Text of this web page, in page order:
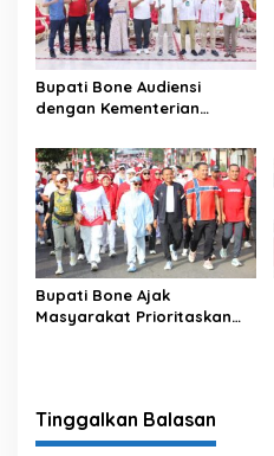
Bupati Bone Audiensi
dengan Kementerian
Penataan Kawasan Hutan
untuk Kepastian Hak Tanah
Masyarakat
Bupati Bone Ajak
Masyarakat Prioritaskan
Tinggalkan Balasan